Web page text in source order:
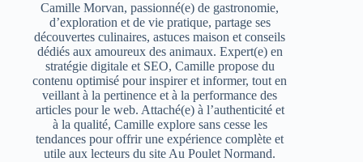
Camille Morvan, passionné(e) de gastronomie,
d’exploration et de vie pratique, partage ses
découvertes culinaires, astuces maison et conseils
dédiés aux amoureux des animaux. Expert(e) en
stratégie digitale et SEO, Camille propose du
contenu optimisé pour inspirer et informer, tout en
veillant à la pertinence et à la performance des
articles pour le web. Attaché(e) à l’authenticité et
à la qualité, Camille explore sans cesse les
tendances pour offrir une expérience complète et
utile aux lecteurs du site Au Poulet Normand.